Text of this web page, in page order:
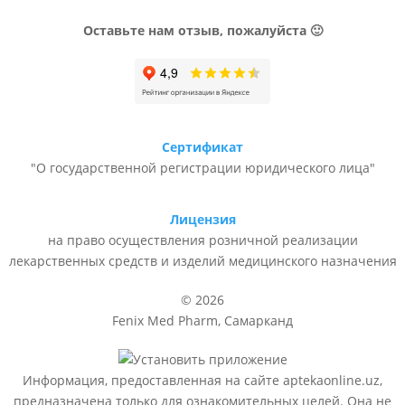
Оставьте нам отзыв, пожалуйста 🙂
Сертификат
"О государственной регистрации юридического лица"
Лицензия
на право осуществления розничной реализации
лекарственных средств и изделий медицинского назначения
© 2026
Fenix Med Pharm, Самарканд
Информация, предоставленная на сайте aptekaonline.uz,
предназначена только для ознакомительных целей. Она не